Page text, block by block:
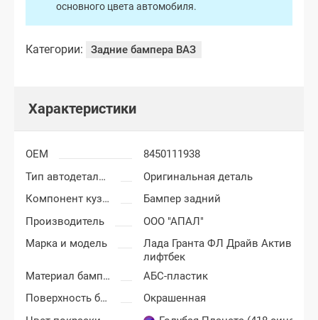
основного цвета автомобиля.
Категории: Задние бампера ВАЗ
Характеристики
OEM
8450111938
Тип автодеталей
Оригинальная деталь
Компонент кузова
Бампер задний
Производитель
ООО "АПАЛ"
Марка и модель
Лада Гранта ФЛ Драйв Актив
лифтбек
Материал бампера
АБС-пластик
Поверхность бампера
Окрашенная